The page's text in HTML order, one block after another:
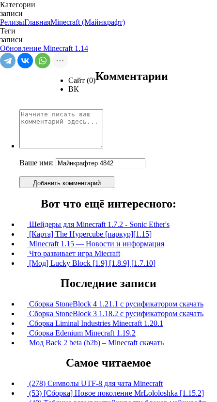
Категории
записи
РелизыГлавнаяMinecraft (Майнкрафт)
Теги
записи
Обновление Minecraft 1.14
Сайт (0)
ВК
Комментарии
Ваше имя:
Добавить комментарий
Вот что ещё интересного:
Шейдеры для Minecraft 1.7.2 - Sonic Ether's
[Карта] The Hypercube [паркур][1.15]
Minecraft 1.15 — Новости и информация
Что развивает игра Miecraft
[Мод] Lucky Block [1.9] [1.8.9] [1.7.10]
Последние записи
Сборка StoneBlock 4 1.21.1 с русификатором скачать
Сборка StoneBlock 3 1.18.2 с русификатором скачать
Сборка Liminal Industries Minecraft 1.20.1
Сборка Edenium Minecraft 1.19.2
Мод Back 2 beta (b2b) – Minecraft скачать
Самое читаемое
(278) Символы UTF-8 для чата Minecraft
(53) [Сборка] Новое поколение MrLololoshka [1.15.2]